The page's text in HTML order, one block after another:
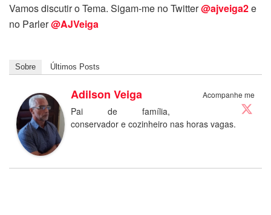
Vamos discutir o Tema. Sigam-me no Twitter@ajveiga2e
no Parler@AJVeiga
Sobre Últimos Posts
Acompanhe me
Adilson Veiga
Pai de família,
conservador e cozinheiro nas horas vagas.